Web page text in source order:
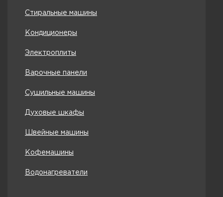
Стиральные машины
Кондиционеры
Электроплиты
Варочные панели
Сушильные машины
Духовые шкафы
Швейные машины
Кофемашины
Водонагреватели